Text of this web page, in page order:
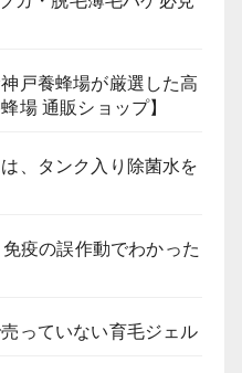
戸養蜂場が厳選した高
場 通販ショップ】
、タンク入り除菌水を
疫の誤作動でわかった
っていない育毛ジェル